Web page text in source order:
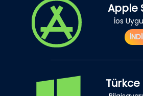
Apple
İos
Türkce